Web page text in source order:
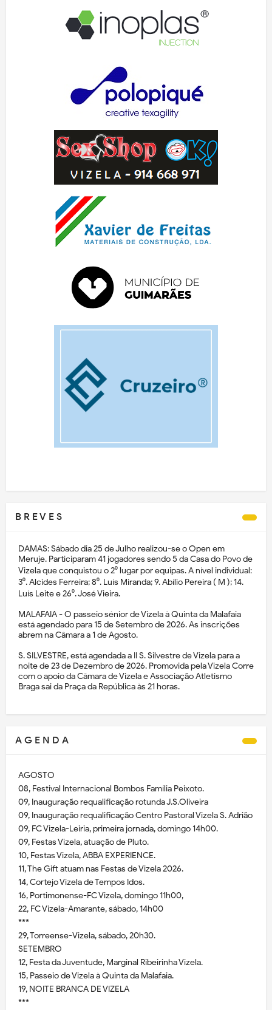
B R E V E S
DAMAS: Sábado dia 25 de Julho realizou-se o Open em
Meruje. Participaram 41 jogadores sendo 5 da Casa do Povo de
Vizela que conquistou o 2⁰ lugar por equipas. A nível individual:
3⁰. Alcides Ferreira; 8⁰. Luís Miranda; 9. Abílio Pereira ( M ); 14.
Luís Leite e 26⁰. José Vieira.
MALAFAIA - O passeio sénior de Vizela à Quinta da Malafaia
está agendado para 15 de Setembro de 2026. As inscrições
abrem na Câmara a 1 de Agosto.
S. SILVESTRE, está agendada a II S. Silvestre de Vizela para a
noite de 23 de Dezembro de 2026. Promovida pela Vizela Corre
com o apoio da Câmara de Vizela e Associação Atletismo
Braga sai da Praça da República às 21 horas.
A G E N D A
AGOSTO
08, Festival Internacional Bombos Família Peixoto.
09, Inauguração requalificação rotunda J.S.Oliveira
09, Inauguração requalificação Centro Pastoral Vizela S. Adrião
09, FC Vizela-Leiria, primeira jornada, domingo 14h00.
09, Festas Vizela, atuação de Pluto.
10, Festas Vizela, ABBA EXPERIENCE.
11, The Gift atuam nas Festas de Vizela 2026.
14, Cortejo Vizela de Tempos Idos.
16, Portimonense-FC Vizela, domingo 11h00,
22, FC Vizela-Amarante, sábado, 14h00
***
29, Torreense-Vizela, sábado, 20h30.
SETEMBRO
12, Festa da Juventude, Marginal Ribeirinha Vizela.
15, Passeio de Vizela à Quinta da Malafaia.
19, NOITE BRANCA DE VIZELA
***